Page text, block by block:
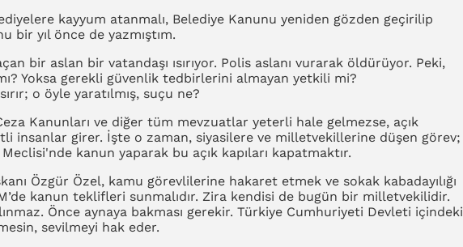
kayyum atanmalı, Belediye Kanunu yeniden gözden geçirilip
bir yıl önce de yazmıştım.
bir aslan bir vatandaşı ısırıyor. Polis aslanı vurarak öldürüyor. Peki,
Yoksa gerekli güvenlik tedbirlerini almayan yetkili mi?
o öyle yaratılmış, suçu ne?
Kanunları ve diğer tüm mevzuatlar yeterli hale gelmezse, açık
insanlar girer. İşte o zaman, siyasilere ve milletvekillerine düşen görev;
kanun yaparak bu açık kapıları kapatmaktır.
Özgür Özel, kamu görevlilerine hakaret etmek ve sokak kabadayılığı
kanun teklifleri sunmalıdır. Zira kendisi de bugün bir milletvekilidir.
Önce aynaya bakması gerekir. Türkiye Cumhuriyeti Devleti içindeki
sevilmeyi hak eder.